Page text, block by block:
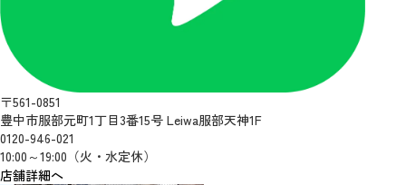
〒561-0851
豊中市服部元町1丁目3番15号 Leiwa服部天神1F
0120-946-021
10:00～19:00（火・水定休）
店舗詳細へ